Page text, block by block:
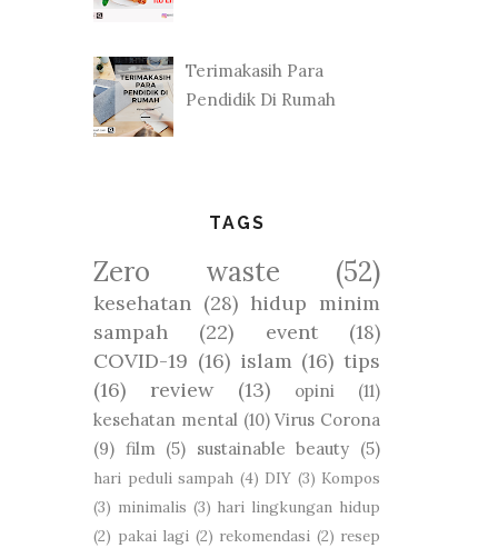
Terimakasih Para
Pendidik Di Rumah
TAGS
Zero waste (52)
kesehatan (28) hidup minim
sampah
(22) event
(18)
COVID-19 (16) islam (16) tips
(16)
review (13) opini
(11)
kesehatan mental (10) Virus Corona
(9) film (5) sustainable beauty (5)
hari peduli sampah (4) DIY (3) Kompos
(3) minimalis (3) hari lingkungan hidup
(2) pakai lagi (2) rekomendasi (2) resep